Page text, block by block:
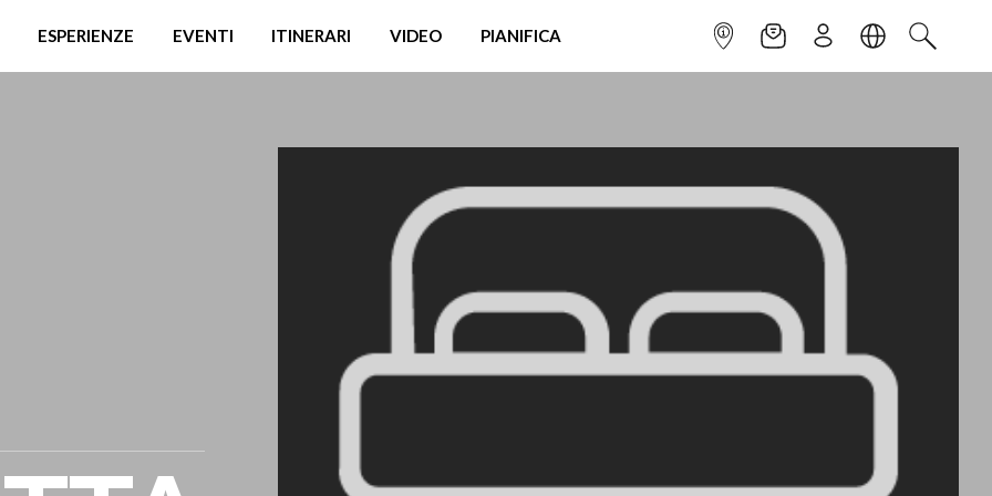
ESPERIENZE EVENTI ITINERARI VIDEO PIANIFICA INFOPOINTNEWSLETTER
ISCRIVITILINGUACERCA